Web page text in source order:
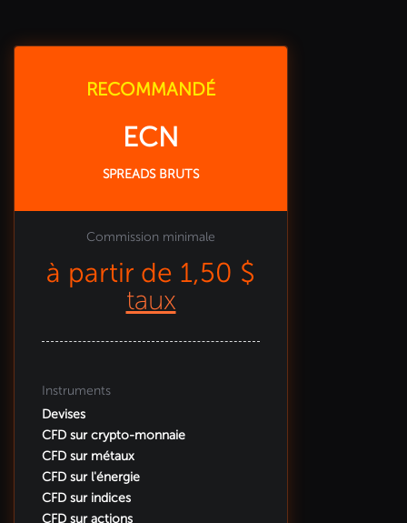
RECOMMANDÉ
ECN
SPREADS BRUTS
Commission minimale
à partir de 1,50 $
taux
Instruments
Devises
CFD sur crypto-monnaie
CFD sur métaux
CFD sur l'énergie
CFD sur indices
CFD sur actions